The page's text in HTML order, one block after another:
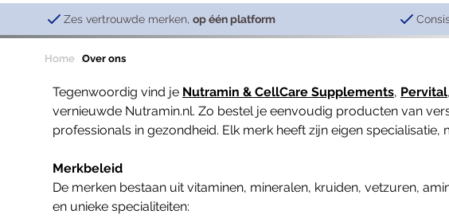
Basisproducten; Vitaminen & Mineralen
Emotioneel & Hormonaal systeem
Spijsverteringsstelsel
Vetzuren
Anti-Aging
Skin Health
Multivitaminen
Vitamine B-complex
Vitamine C
Multimineralen
IJzer
Zink
Afweersysteem
Celdeling
Botten
Spieren
Zes vertrouwde merken, op één platform
Home Over ons
Tegenwoordig vind je Nutramin & CellCare Supplements, Pervital,
vernieuwde Nutramin.nl. Zo bestel je eenvoudig producten van
professionals in gezondheid. Elk merk heeft zijn eigen
Merkbeleid
De merken bestaan uit vitaminen, mineralen, kruiden, vetzuren,
en unieke specialiteiten: